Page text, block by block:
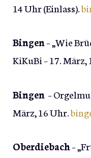
14 Uhr (Einlass).
Bingen– „Wie
KiKuBi – 17.
Bingen –
März, 16 Uhr.
Oberdiebach–